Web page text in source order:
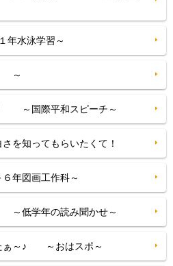
水泳学習～
～
～国際平和スピーチ～
を知ってもらいたくて！
年図画工作科～
低学年の読み聞かせ～
ぁ～♪ ～おはスポ～